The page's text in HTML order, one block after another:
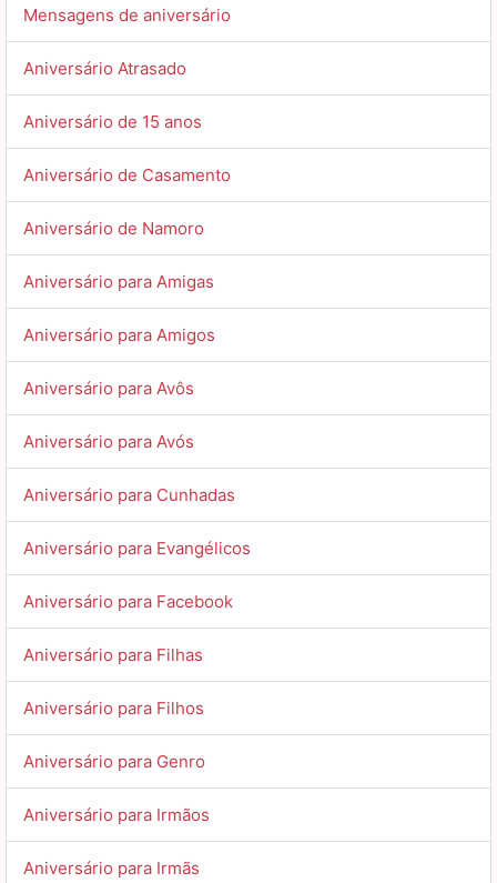
Mensagens de aniversário
Aniversário Atrasado
Aniversário de 15 anos
Aniversário de Casamento
Aniversário de Namoro
Aniversário para Amigas
Aniversário para Amigos
Aniversário para Avôs
Aniversário para Avós
Aniversário para Cunhadas
Aniversário para Evangélicos
Aniversário para Facebook
Aniversário para Filhas
Aniversário para Filhos
Aniversário para Genro
Aniversário para Irmãos
Aniversário para Irmãs